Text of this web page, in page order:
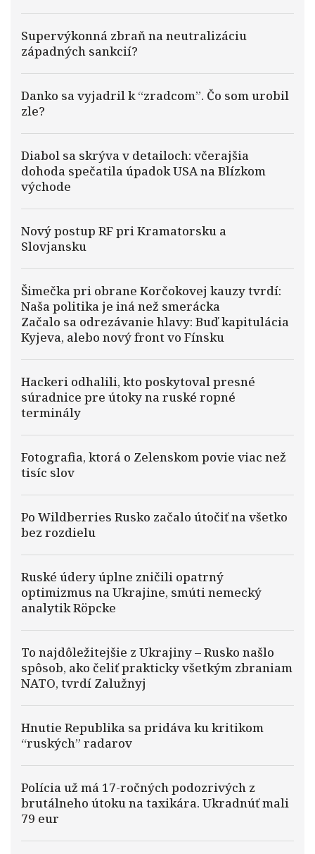
Supervýkonná zbraň na neutralizáciu
západných sankcií?
Danko sa vyjadril k “zradcom”. Čo som urobil
zle?
Diabol sa skrýva v detailoch: včerajšia
dohoda spečatila úpadok USA na Blízkom
východe
Nový postup RF pri Kramatorsku a
Slovjansku
Šimečka pri obrane Korčokovej kauzy tvrdí:
Naša politika je iná než smerácka
Začalo sa odrezávanie hlavy: Buď kapitulácia
Kyjeva, alebo nový front vo Fínsku
Hackeri odhalili, kto poskytoval presné
súradnice pre útoky na ruské ropné
terminály
Fotografia, ktorá o Zelenskom povie viac než
tisíc slov
Po Wildberries Rusko začalo útočiť na všetko
bez rozdielu
Ruské údery úplne zničili opatrný
optimizmus na Ukrajine, smúti nemecký
analytik Röpcke
To najdôležitejšie z Ukrajiny – Rusko našlo
spôsob, ako čeliť prakticky všetkým zbraniam
NATO, tvrdí Zalužnyj
Hnutie Republika sa pridáva ku kritikom
“ruských” radarov
Polícia už má 17-ročných podozrivých z
brutálneho útoku na taxikára. Ukradnúť mali
79 eur